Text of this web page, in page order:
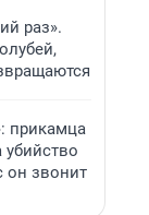
раз».
прикамца
убийство
он звонит